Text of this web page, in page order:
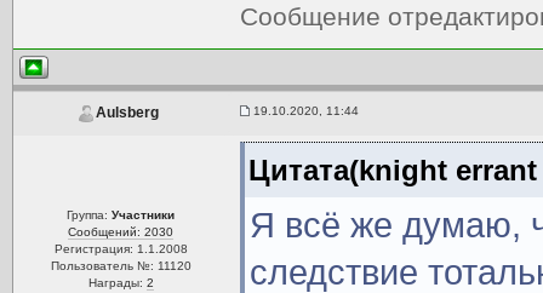
Сообщение
Aulsberg 19.10.2020, 11:44
Группа:Участники
Сообщений: 2030
Регистрация: 1.1.2008
Пользователь №: 11120
Награды: 2
Цитата(knight errant
Я всё же думаю,
следствие